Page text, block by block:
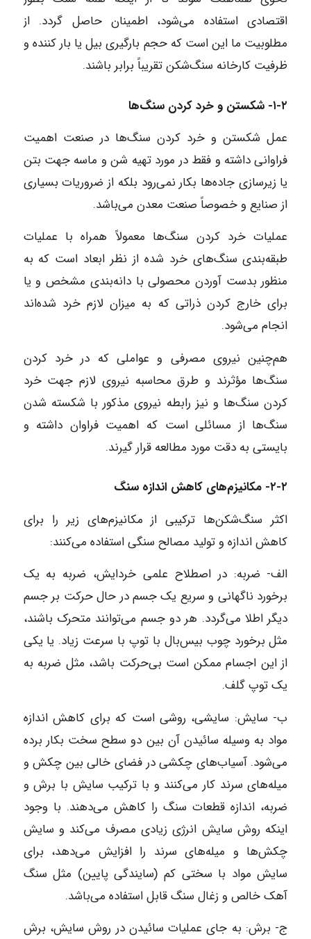
اقتصادی استفاده می‌شود، اطمینان حاصل گردد. از
مطلوبیت ما این است که حجم بارگیری بیل یا بار کننده و
ظرفیت کارخانه سنگ‌شکن تقریباً برابر باشند.
۱-۲- شکستن و خرد کردن سنگ‌ها
عمل شکستن و خرد کردن سنگ‌ها در صنعت اهمیت
فراوانی داشته و فقط در مورد تهیه شن و ماسه جهت بتن
یا زیرسازی جاده‌ها بکار نمی‌رود بلکه از ضروریات بسیاری
از صنایع و خصوصاً صنعت معدن می‌باشد.
عملیات خرد کردن سنگ‌ها معمولاً همراه با عملیات
طبقه‌بندی سنگ‌های خرد شده از نظر ابعاد است که به
منظور بدست آوردن محصولی با دانه‌بندی مشخص و یا
برای خارج کردن ذراتی که به میزان لازم خرد شده‌اند
انجام می‌شود.
هم‌چنین نیروی مصرفی و عواملی که در خرد کردن
سنگ‌ها مؤثرند و طرق محاسبه نیروی لازم جهت خرد
کردن سنگ‌ها و نیز رابطه نیروی مذکور با شکسته شدن
سنگ‌ها از مسائلی است که اهمیت فراوان داشته و
بایستی به دقت مورد مطالعه قرار گیرند.
۲-۲- مکانیزم‌های کاهش اندازه سنگ
اکثر سنگ‌شکن‌ها ترکیبی از مکانیزم‌های زیر را برای
کاهش اندازه و تولید مصالح سنگی استفاده می‌کنند:
الف- ضربه: در اصطلاح علمی خردایش، ضربه به یک
برخورد ناگهانی و سریع یک جسم در حال حرکت بر جسم
دیگر اطلا می‌گردد. هر دو جسم می‌توانند متحرک باشند،
مثل برخورد چوب بیس‌بال با توپ با سرعت زیاد. یا یکی
از این اجسام ممکن است بی‌حرکت باشد، مثل ضربه به
یک توپ گلف.
ب- سایش: سایشی، روشی است که برای کاهش اندازه
مواد به وسیله سائیدن آن بین دو سطح سخت بکار برده
می‌شود. آسیاب‌های چکشی در فضای خالی بین چکش و
میله‌های سرند کار می‌کنند و با ترکیب سایش با برش و
ضربه، اندازه قطعات سنگ را کاهش می‌دهند. با وجود
اینکه روش سایش انرژی زیادی مصرف می‌کند و سایش
چکش‌ها و میله‌های سرند را افزایش می‌دهد، برای
سایش مواد با سختی کم (سایندگی پایین) مثل سنگ
آهک خالص و زغال سنگ قابل استفاده می‌باشد.
ج- برش: به جای عملیات سائیدن در روش سایش، برش